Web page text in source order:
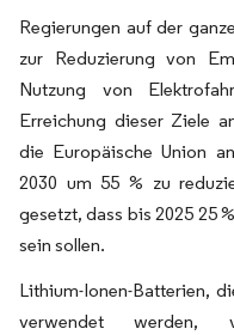
Regierungen auf der
zur Reduzierung von
Nutzung von
Erreichung dieser Ziele
die Europäische Union
2030 um 55 % zu
gesetzt, dass bis 2025 25
sein sollen.
Lithium-Ionen-Batterien,
verwendet werden,